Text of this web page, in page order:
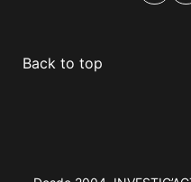
Back to top